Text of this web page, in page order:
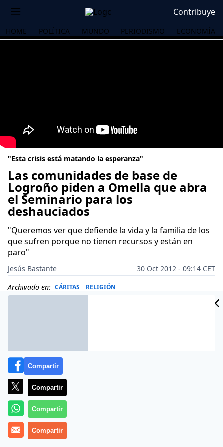
Contribuye
HOME POLÍTICA MUNDO PERIODISMO ECONOMÍA
"Esta crisis está matando la esperanza"
Las comunidades de base de
Logroño piden a Omella que abra
el Seminario para los
deshauciados
"Queremos ver que defiende la vida y la familia de los
que sufren porque no tienen recursos y están en
paro"
Jesús Bastante
30 Oct 2012 - 09:14 CET
Archivado en: CÁRITAS RELIGIÓN
Compartir
Compartir
Compartir
Compartir